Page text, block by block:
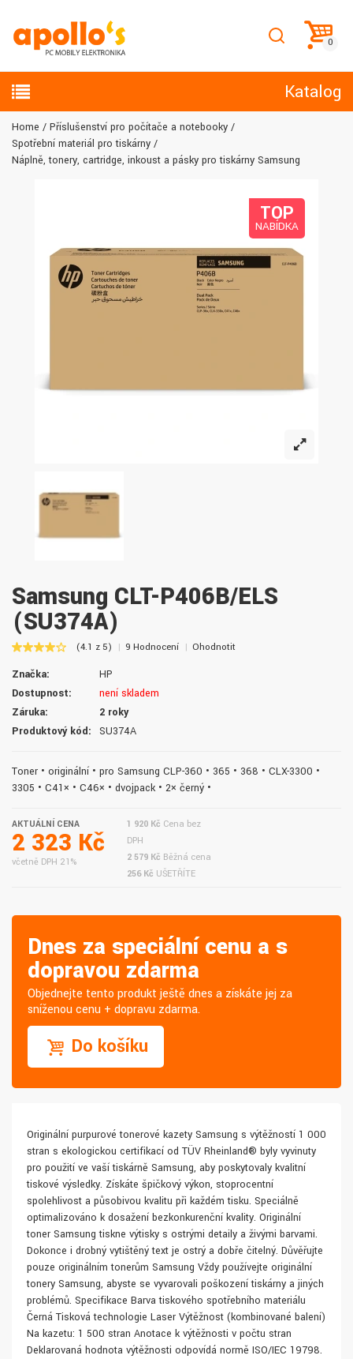
Katalog
Home
Příslušenství pro počítače a notebooky
Spotřební materiál pro tiskárny
Náplně, tonery, cartridge, inkoust a pásky pro tiskárny Samsung
TOP
NABÍDKA
Samsung CLT-P406B/ELS
(SU374A)
(4.1 z 5) 9 Hodnocení Ohodnotit
Značka:
HP
Dostupnost:
není skladem
Záruka:
2 roky
Produktový kód:
SU374A
Toner • originální • pro Samsung CLP-360 • 365 • 368 • CLX-3300 •
3305 • C41× • C46× • dvojpack • 2× černý •
AKTUÁLNÍ CENA
2 323 Kč
včetně DPH 21%
1 920 Kč Cena bez
DPH
2 579 Kč Běžná cena
256 Kč UŠETŘÍTE
Dnes za speciální cenu a s
dopravou zdarma
Objednejte tento produkt ještě dnes a získáte jej za
sníženou cenu + dopravu zdarma.
Do košíku
Originální purpurové tonerové kazety Samsung s výtěžností 1 000
stran s ekologickou certifikací od TÜV Rheinland® byly vyvinuty
pro použití ve vaší tiskárně Samsung, aby poskytovaly kvalitní
tiskové výsledky. Získáte špičkový výkon, stoprocentní
spolehlivost a působivou kvalitu při každém tisku. Speciálně
optimalizováno k dosažení bezkonkurenční kvality. Originální
toner Samsung tiskne výtisky s ostrými detaily a živými barvami.
Dokonce i drobný vytištěný text je ostrý a dobře čitelný. Důvěřujte
pouze originálním tonerům Samsung Vždy používejte originální
tonery Samsung, abyste se vyvarovali poškození tiskárny a jiných
problémů. Specifikace Barva tiskového spotřebního materiálu
Černá Tisková technologie Laser Výtěžnost (kombinované balení)
Na kazetu: 1 500 stran Anotace k výtěžnosti v počtu stran
Deklarovaná hodnota výtěžnosti odpovídá normě ISO/IEC 19798.